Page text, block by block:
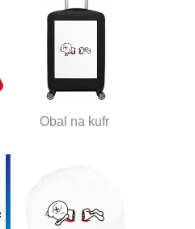
Obal na kufr